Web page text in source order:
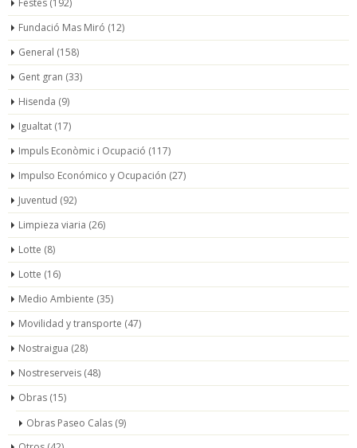
Festes (192)
Fundació Mas Miró (12)
General (158)
Gent gran (33)
Hisenda (9)
Igualtat (17)
Impuls Econòmic i Ocupació (117)
Impulso Económico y Ocupación (27)
Juventud (92)
Limpieza viaria (26)
Lotte (8)
Lotte (16)
Medio Ambiente (35)
Movilidad y transporte (47)
Nostraigua (28)
Nostreserveis (48)
Obras (15)
Obras Paseo Calas (9)